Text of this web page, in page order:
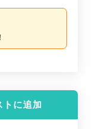
トに追加